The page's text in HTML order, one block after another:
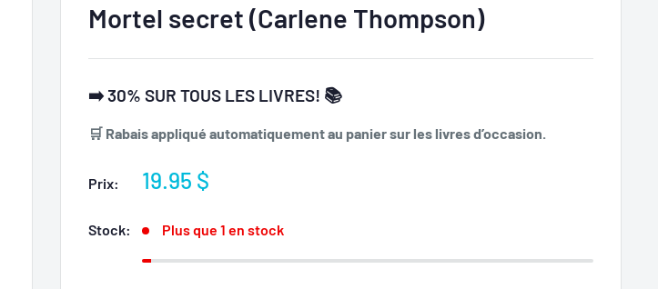
Mortel secret (Carlene Thompson)
➡️ 30% SUR TOUS LES LIVRES! 📚
🛒 Rabais appliqué automatiquement au panier sur les livres d’occasion.
Prix:
Prix
19.95 $
Stock: Plus que 1 en stock